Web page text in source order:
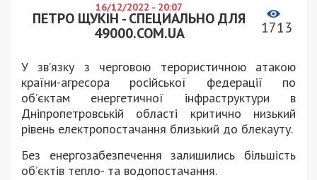
16/12/2022 - 20:07
ПЕТРО ЩУКІН - СПЕЦИАЛЬНО ДЛЯ
49000.COM.UA
1713
У зв’язку з черговою терористичною атакою
країни-агресора російської федерації по
об’єктам енергетичної інфраструктури в
Дніпропетровській області критично низький
рівень електропостачання близький до блекауту.
Без енергозабезпечення залишились більшість
об’єктів тепло- та водопостачання.